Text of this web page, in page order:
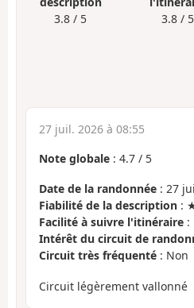
3.8 / 5
3.8 / 5
27 juil. 2026 à 08:55
Note globale : 4.7 / 5
Date de la randonnée : 27
Fiabilité de la description :
Facilité à suivre l'itinéraire :
Intérêt du circuit de
Circuit très fréquenté : Non
Circuit légèrement vallonné